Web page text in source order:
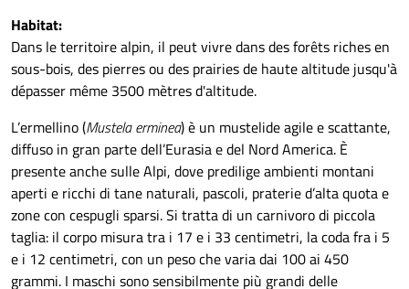
Habitat:
Dans le territoire alpin, il peut vivre dans des forêts riches en
sous-bois, des pierres ou des prairies de haute altitude jusqu'à
dépasser même 3500 mètres d'altitude.
L’ermellino (Mustela erminea) è un mustelide agile e scattante,
diffuso in gran parte dell’Eurasia e del Nord America. È
presente anche sulle Alpi, dove predilige ambienti montani
aperti e ricchi di tane naturali, pascoli, praterie d’alta quota e
zone con cespugli sparsi. Si tratta di un carnivoro di piccola
taglia: il corpo misura tra i 17 e i 33 centimetri, la coda fra i 5
e i 12 centimetri, con un peso che varia dai 100 ai 450
grammi. I maschi sono sensibilmente più grandi delle